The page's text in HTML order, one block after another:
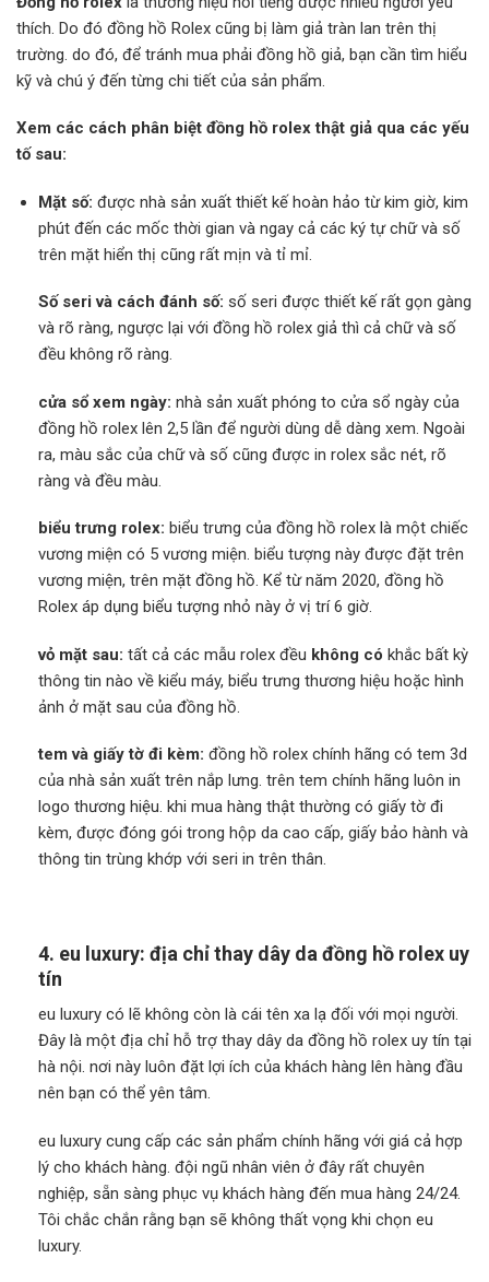
thích. Do đó đồng hồ Rolex cũng bị làm giả tràn lan trên thị
trường. do đó, để tránh mua phải đồng hồ giả, bạn cần tìm hiểu
kỹ và chú ý đến từng chi tiết của sản phẩm.
Xem các cách phân biệt đồng hồ rolex thật giả qua các yếu
tố sau:
Mặt số: được nhà sản xuất thiết kế hoàn hảo từ kim giờ, kim
phút đến các mốc thời gian và ngay cả các ký tự chữ và số
trên mặt hiển thị cũng rất mịn và tỉ mỉ.
Số seri và cách đánh số: số seri được thiết kế rất gọn gàng
và rõ ràng, ngược lại với đồng hồ rolex giả thì cả chữ và số
đều không rõ ràng.
cửa sổ xem ngày: nhà sản xuất phóng to cửa sổ ngày của
đồng hồ rolex lên 2,5 lần để người dùng dễ dàng xem. Ngoài
ra, màu sắc của chữ và số cũng được in rolex sắc nét, rõ
ràng và đều màu.
biểu trưng rolex: biểu trưng của đồng hồ rolex là một chiếc
vương miện có 5 vương miện. biểu tượng này được đặt trên
vương miện, trên mặt đồng hồ. Kể từ năm 2020, đồng hồ
Rolex áp dụng biểu tượng nhỏ này ở vị trí 6 giờ.
vỏ mặt sau: tất cả các mẫu rolex đều không có khắc bất kỳ
thông tin nào về kiểu máy, biểu trưng thương hiệu hoặc hình
ảnh ở mặt sau của đồng hồ.
tem và giấy tờ đi kèm: đồng hồ rolex chính hãng có tem 3d
của nhà sản xuất trên nắp lưng. trên tem chính hãng luôn in
logo thương hiệu. khi mua hàng thật thường có giấy tờ đi
kèm, được đóng gói trong hộp da cao cấp, giấy bảo hành và
thông tin trùng khớp với seri in trên thân.
4. eu luxury: địa chỉ thay dây da đồng hồ rolex uy
tín
eu luxury có lẽ không còn là cái tên xa lạ đối với mọi người.
Đây là một địa chỉ hỗ trợ thay dây da đồng hồ rolex uy tín tại
hà nội. nơi này luôn đặt lợi ích của khách hàng lên hàng đầu
nên bạn có thể yên tâm.
eu luxury cung cấp các sản phẩm chính hãng với giá cả hợp
lý cho khách hàng. đội ngũ nhân viên ở đây rất chuyên
nghiệp, sẵn sàng phục vụ khách hàng đến mua hàng 24/24.
Tôi chắc chắn rằng bạn sẽ không thất vọng khi chọn eu
luxury.